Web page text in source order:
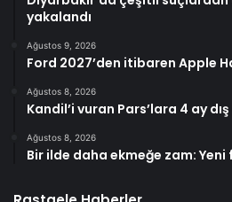
yakalandı
Ağustos 9, 2026
Ford 2027’den itibaren Apple
Ağustos 8, 2026
Kandil’i vuran Pars’lara 4 ay
Ağustos 8, 2026
Bir ilde daha ekmeğe zam: